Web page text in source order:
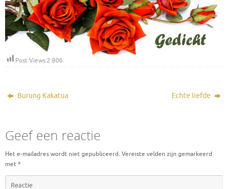
Post Views:2.806
Burung Kakatua Echte liefde
Geef een reactie
Het e-mailadres wordt niet gepubliceerd. Vereiste velden zijn gemarkeerd
met*